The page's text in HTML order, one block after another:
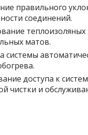
правильного
соединений.
матов.
системы
доступа к
чистки и